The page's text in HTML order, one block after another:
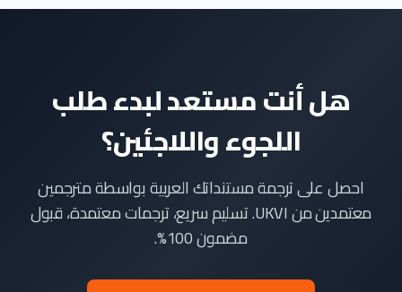
هل أنت مستعد لبدء طلب
اللجوء واللاجئين؟
احصل على ترجمة مستنداتك العربية بواسطة مترجمين
معتمدين من UKVI. تسليم سريع، ترجمات معتمدة، قبول
مضمون 100%.